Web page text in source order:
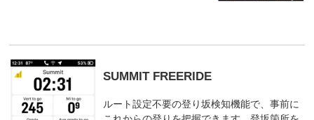
SUMMIT FREERIDE
ルート設定不要の登り坂検知機能で、事前に